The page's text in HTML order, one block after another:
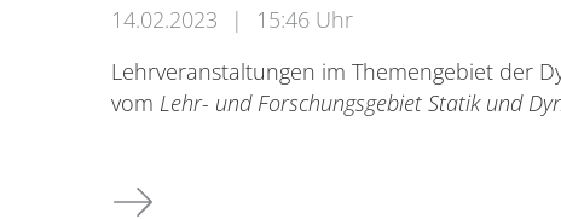
14.02.2023 |
15:46 Uhr
Lehrveranstaltungen im Themengebiet der
vom Lehr- und Forschungsgebiet Statik und
Lehrveranstaltungen der Dynamik ab dem